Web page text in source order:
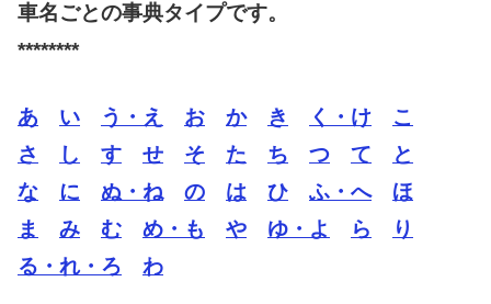
車名ごとの事典タイプです。
********
あ い う・え お か き く・け
こ
さ
し す せ そ た ち つ て
と
な
に ぬ・ね の は ひ ふ・へ
ほ
ま
み む め・も や ゆ・よ ら
り
る・れ・ろ
わ